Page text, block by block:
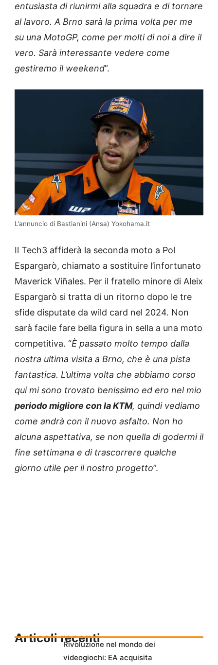
entusiasta di riunirmi alla squadra e di tornare
al lavoro. A Brno sarà la prima volta per me
su una MotoGP, come per molti di noi a dire il
vero. Sarà interessante vedere come
gestiremo il weekend”.
L’annuncio di Bastianini (Ansa) Yokohama.it
Il Tech3 affiderà la seconda moto a Pol
Espargarò, chiamato a sostituire l’infortunato
Maverick Viñales. Per il fratello minore di Aleix
Espargarò si tratta di un ritorno dopo le tre
sfide disputate da wild card nel 2024. Non
sarà facile fare bella figura in sella a una moto
competitiva. “È passato molto tempo dalla
nostra ultima visita a Brno, che è una pista
fantastica. L’ultima volta che abbiamo corso
qui mi sono trovato benissimo ed ero nel mio
periodo migliore con la KTM, quindi vediamo
come andrà con il nuovo asfalto. Non ho
alcuna aspettativa, se non quella di godermi il
fine settimana e di trascorrere qualche
giorno utile per il nostro progetto”.
Articoli recentiRivoluzione nel mondo dei
videogiochi: EA acquisita